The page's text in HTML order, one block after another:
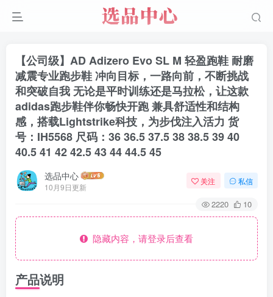
【公司级】AD Adizero Evo SL M 轻盈跑鞋 耐磨
减震专业跑步鞋 冲向目标，一路向前，不断挑战
和突破自我 无论是平时训练还是马拉松，让这款
adidas跑步鞋伴你畅快开跑 兼具舒适性和结构
感，搭载Lightstrike科技，为步伐注入活力 货
号：IH5568 尺码：36 36.5 37.5 38 38.5 39 40
40.5 41 42 42.5 43 44 44.5 45
选品中心
10月9日更新
关注 私信
2220 10
隐藏内容，请登录后查看
产品说明